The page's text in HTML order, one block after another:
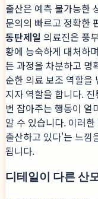
출산은 예측 불가능한
문의의 빠르고 정확한
동탄제일 의료진은 풍
황에 능숙하게 대처하
든 과정을 차분하고 명
순한 의료 보조 역할을
지자 역할을 합니다.
번 잡아주는 행동이 얼
알 수 있습니다. 이러
출산하고 있다'는 느낌
됩니다.
디테일이 다른 산